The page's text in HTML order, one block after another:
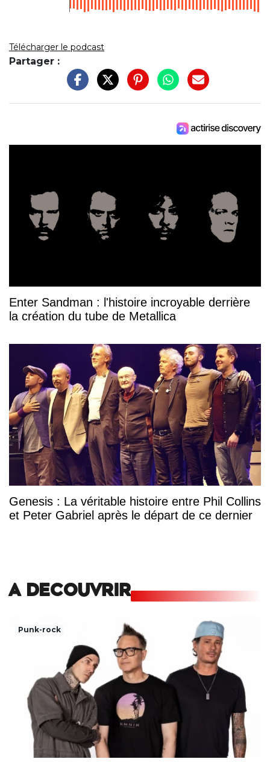
Télécharger le podcast
Partager :
Enter Sandman : l'histoire incroyable derrière
la création du tube de Metallica
Genesis : La véritable histoire entre Phil Collins
et Peter Gabriel après le départ de ce dernier
A DECOUVRIR
Punk-rock